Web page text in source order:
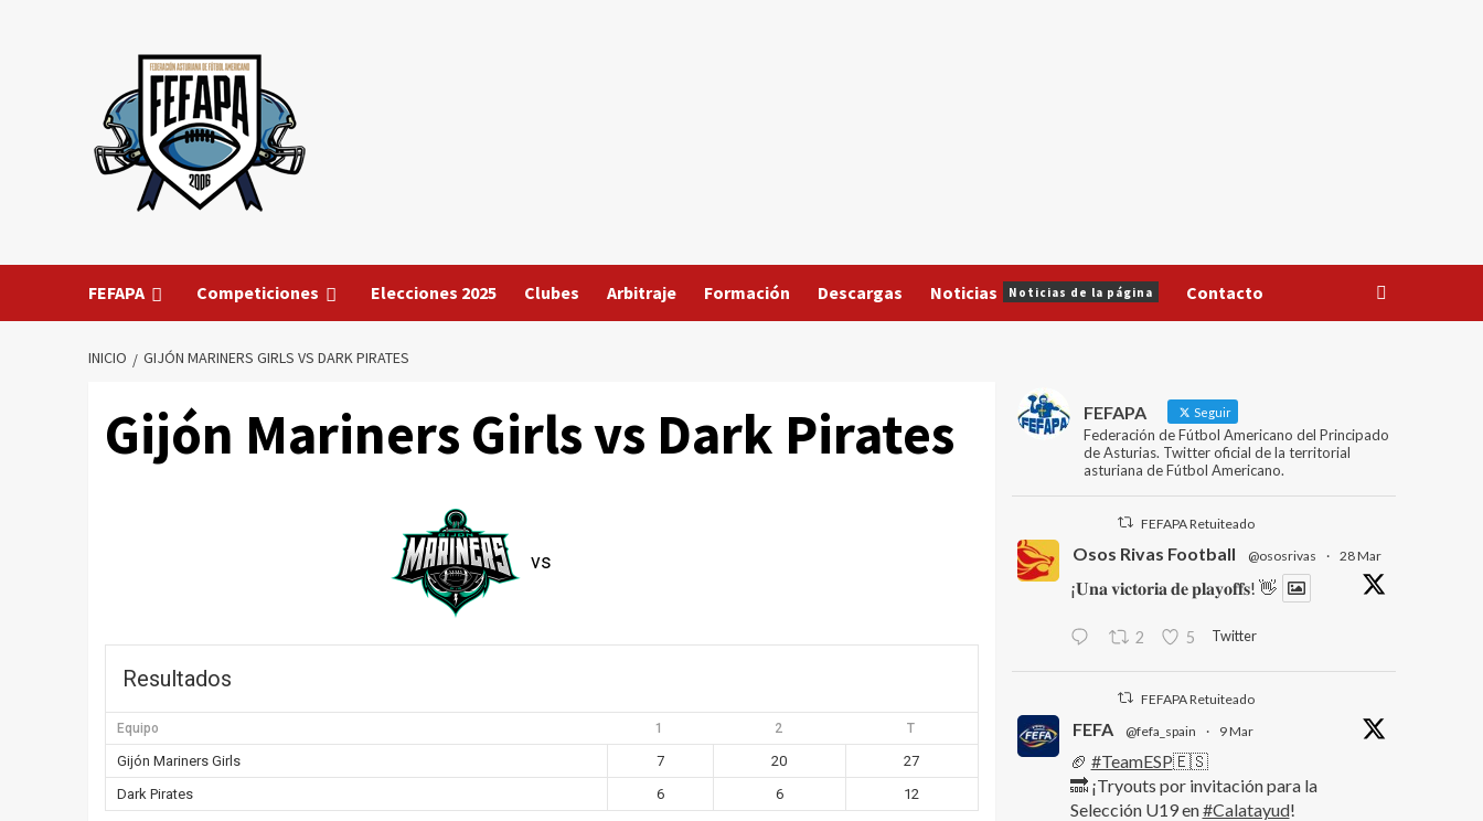
FEFAPA Competiciones Elecciones 2025 Clubes Arbitraje Formación Descargas Noticias Noticias de la página Contacto
INICIO GIJÓN MARINERS GIRLS VS DARK PIRATES
Gijón Mariners Girls vs Dark Pirates
vs
Resultados
Equipo 1 2 T
Gijón Mariners Girls 7 20
27
Dark Pirates
6 6 12
FEFAPA Seguir
Federación de Fútbol Americano del Principado
de Asturias. Twitter oficial de la territorial
asturiana de Fútbol Americano.
FEFAPA Retuiteado
Osos Rivas Football @ososrivas · 28 Mar
¡𝐔𝐧𝐚 𝐯𝐢𝐜𝐭𝐨𝐫𝐢𝐚 𝐝𝐞 𝐩𝐥𝐚𝐲𝐨𝐟𝐟𝐬! 👋
2 5 Twitter
FEFAPA Retuiteado
FEFA @fefa_spain · 9 Mar
🏈 #TeamESP🇪🇸
🔜 ¡Tryouts por invitación para la
Selección U19 en#Calatayud!